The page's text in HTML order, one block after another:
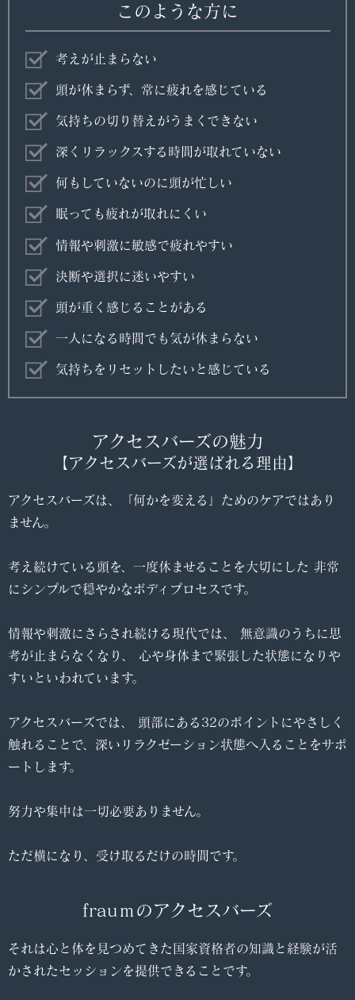
このような方に
考えが止まらない
頭が休まらず、常に疲れを感じている
気持ちの切り替えがうまくできない
深くリラックスする時間が取れていない
何もしていないのに頭が忙しい
眠っても疲れが取れにくい
情報や刺激に敏感で疲れやすい
決断や選択に迷いやすい
頭が重く感じることがある
一人になる時間でも気が休まらない
気持ちをリセットしたいと感じている
アクセスバーズの魅力
【アクセスバーズが選ばれる理由】
アクセスバーズは、「何かを変える」ためのケアではあり
ません。
考え続けている頭を、一度休ませることを大切にした 非常
にシンプルで穏やかなボディプロセスです。
情報や刺激にさらされ続ける現代では、 無意識のうちに思
考が止まらなくなり、 心や身体まで緊張した状態になりや
すいといわれています。
アクセスバーズでは、 頭部にある32のポイントにやさしく
触れることで、深いリラクゼーション状態へ入ることをサポ
ートします。
努力や集中は一切必要ありません。
ただ横になり、受け取るだけの時間です。
frauｍのアクセスバーズ
それは心と体を見つめてきた国家資格者の知識と経験が活
かされたセッションを提供できることです。